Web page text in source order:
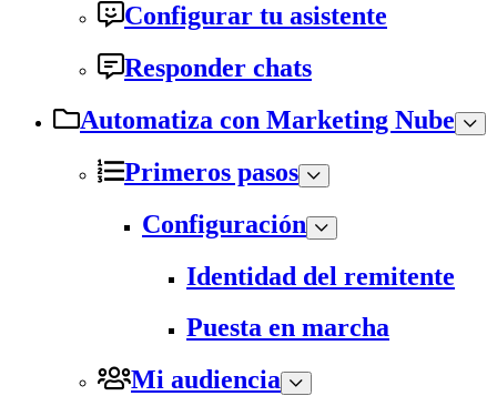
Configurar tu asistente
Responder chats
Automatiza con Marketing Nube
Primeros pasos
Configuración
Identidad del remitente
Puesta en marcha
Mi audiencia